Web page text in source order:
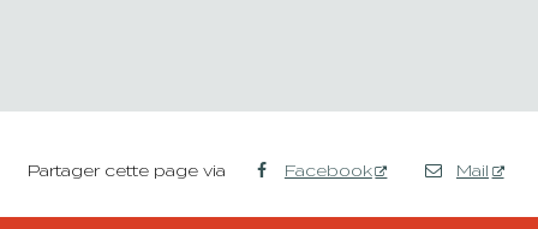
Partager cette page via Facebook Mail